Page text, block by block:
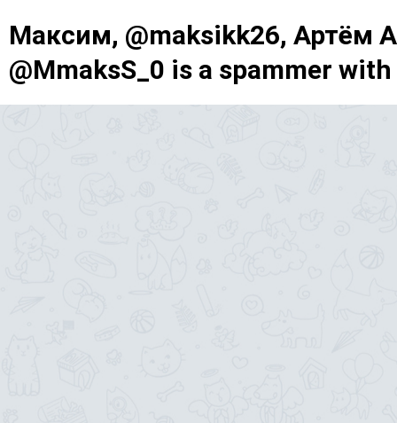
Максим, @maksikk26, Артём
@MmaksS_0 is a spammer